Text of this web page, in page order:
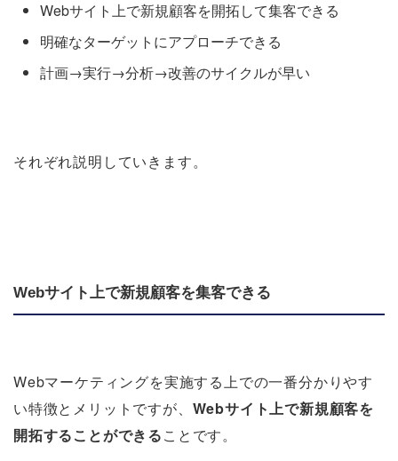
Webサイト上で新規顧客を開拓して集客できる
明確なターゲットにアプローチできる
計画→実行→分析→改善のサイクルが早い
それぞれ説明していきます。
Webサイト上で新規顧客を集客できる
Webマーケティングを実施する上での一番分かりやす
い特徴とメリットですが、 Webサイト上で新規顧客を
開拓することができることです。